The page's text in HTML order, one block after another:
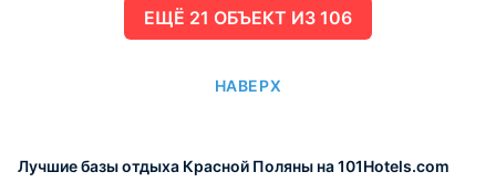
ЕЩË 21 ОБЪЕКТ ИЗ 106
НАВЕРХ
Лучшие базы отдыха Красной Поляны на 101Hotels.com